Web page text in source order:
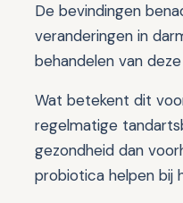
De bevindingen
veranderingen in
behandelen van
Wat betekent dit
regelmatige
gezondheid dan
probiotica helpen bij